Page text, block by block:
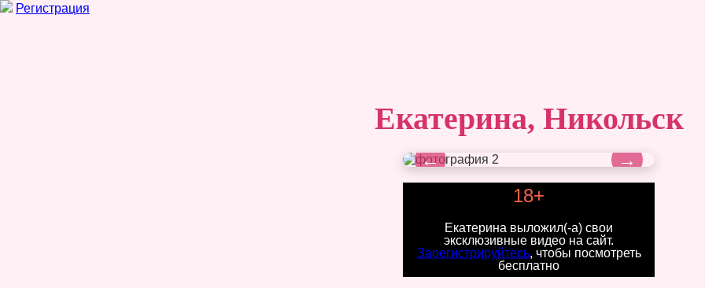
Регистрация
Екатерина, Никольск
←
→
18+
Екатерина выложил(-а) свои
эксклюзивные видео на сайт.
Зарегистрируйтесь, чтобы посмотреть
бесплатно